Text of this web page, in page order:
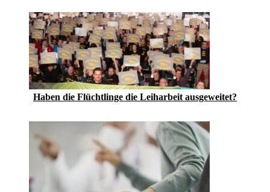
Haben die Flüchtlinge die Leiharbeit ausgeweitet?